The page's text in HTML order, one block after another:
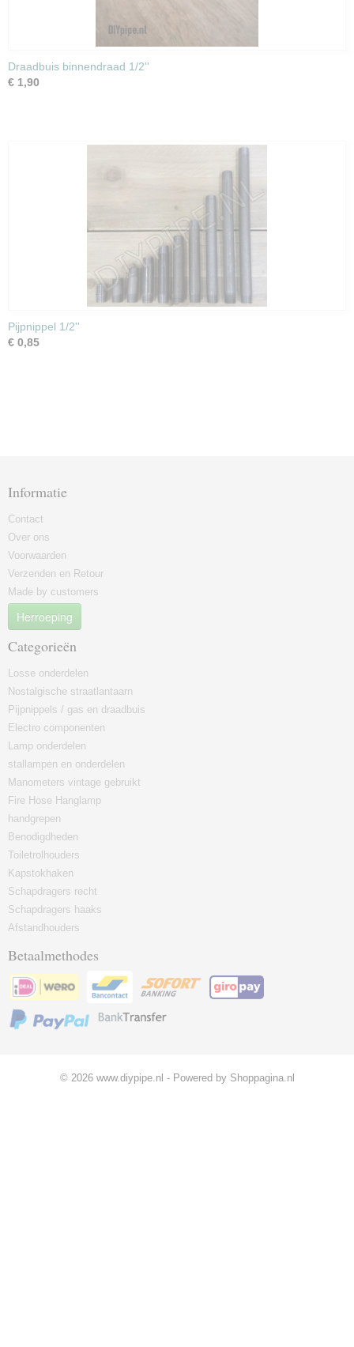
Draadbuis binnendraad 1/2''
€ 1,90
Pijpnippel 1/2''
€ 0,85
Informatie
Contact
Over ons
Voorwaarden
Verzenden en Retour
Made by customers
Herroeping
Categorieën
Losse onderdelen
Nostalgische straatlantaarn
Pijpnippels / gas en draadbuis
Electro componenten
Lamp onderdelen
stallampen en onderdelen
Manometers vintage gebruikt
Fire Hose Hanglamp
handgrepen
Benodigdheden
Toiletrolhouders
Kapstokhaken
Schapdragers recht
Schapdragers haaks
Afstandhouders
Betaalmethodes
© 2026 www.diypipe.nl - Powered by Shoppagina.nl